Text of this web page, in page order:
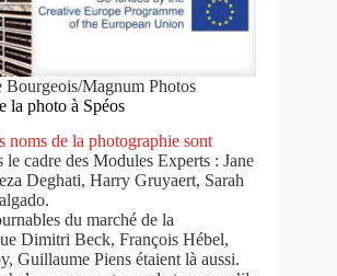
Bourgeois/Magnum Photos
la photo à Spéos
noms de la photographie sont
le cadre des Modules Experts : Jane
Deghati, Harry Gruyaert, Sarah
du marché de la
Dimitri Beck, François Hébel,
Guillaume Piens étaient là aussi.